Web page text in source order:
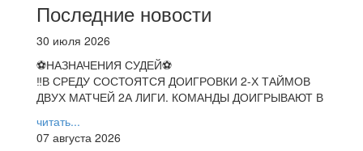
Последние новости
30 июля 2026
⚽НАЗНАЧЕНИЯ СУДЕЙ⚽
‼В СРЕДУ СОСТОЯТСЯ ДОИГРОВКИ 2-Х ТАЙМОВ
ДВУХ МАТЧЕЙ 2А ЛИГИ. КОМАНДЫ ДОИГРЫВАЮТ В
читать...
07 августа 2026